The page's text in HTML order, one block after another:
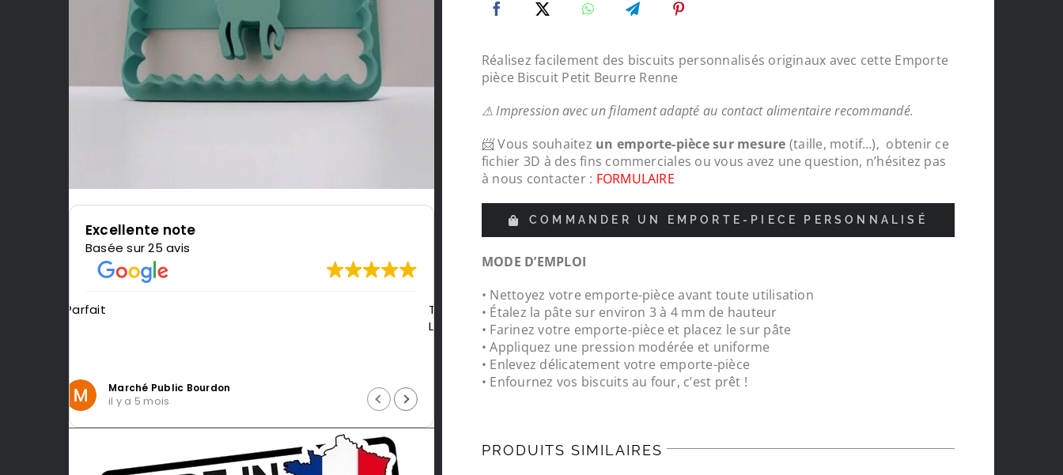
Excellente note
Basée sur 25 avis
Très content de l'impression, je recommande
Intragest Etude
il y a 5 mois
Protections chapeaux de poteaux bois sur mesures
pour le tour de ma carrière, top , très content des
réalisations
Jean-luc Foucrier
Réalisez facilement des biscuits personnalisés originaux avec cette Emporte
pièce Biscuit Petit Beurre Renne
⚠ Impression avec un filament adapté au contact alimentaire recommandé.
📨 Vous souhaitez un emporte-pièce sur mesure (taille, motif…), obtenir ce
fichier 3D à des fins commerciales ou vous avez une question, n’hésitez pas
à nous contacter : FORMULAIRE
COMMANDER UN EMPORTE-PIECE PERSONNALISÉ
MODE D’EMPLOI
• Nettoyez votre emporte-pièce avant toute utilisation
• Étalez la pâte sur environ 3 à 4 mm de hauteur
• Farinez votre emporte-pièce et placez le sur pâte
• Appliquez une pression modérée et uniforme
• Enlevez délicatement votre emporte-pièce
• Enfournez vos biscuits au four, c’est prêt !
PRODUITS SIMILAIRES